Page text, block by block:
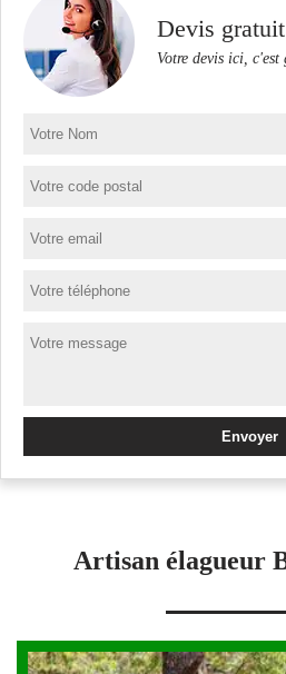
Devis gratuit
Votre devis ici,
Artisan élagueur